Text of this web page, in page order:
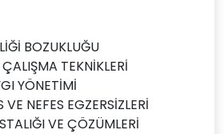
BOZUKLUĞU
TEKNİKLERİ
YÖNETİMİ
NEFES EGZERSİZLERİ
VE ÇÖZÜMLERİ